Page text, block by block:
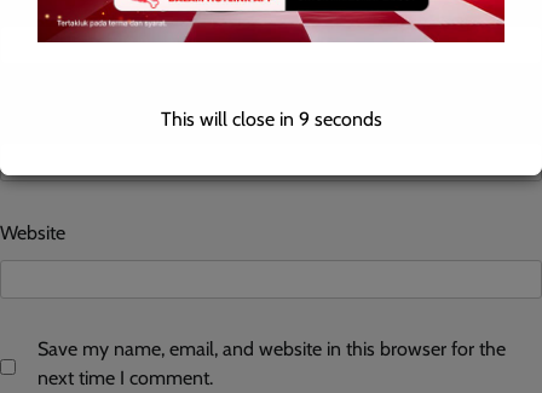
Website
Save my name, email, and website in this browser for the
next time I comment.
This will close in 9 seconds